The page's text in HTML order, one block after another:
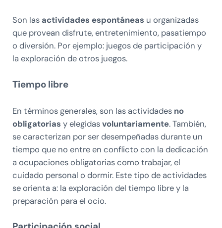
Son las actividades espontáneas u organizadas
que provean disfrute, entretenimiento, pasatiempo
o diversión. Por ejemplo: juegos de participación y
la exploración de otros juegos.
Tiempo libre
En términos generales, son las actividades no
obligatorias y elegidasvoluntariamente. También,
se caracterizan por ser desempeñadas durante un
tiempo que no entre en conflicto con la dedicación
a ocupaciones obligatorias como trabajar, el
cuidado personal o dormir. Este tipo de actividades
se orienta a: la exploración del tiempo libre y la
preparación para el ocio.